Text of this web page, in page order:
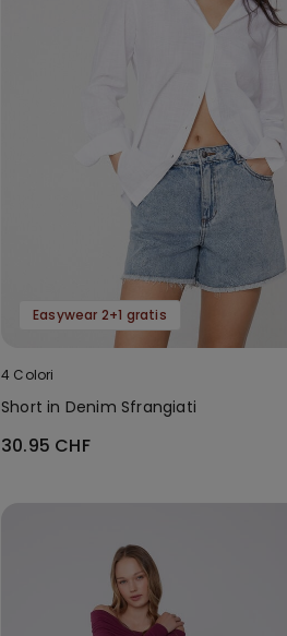
Easywear 2+1 gratis
4 Colori
Short in Denim Sfrangiati
30.95 CHF